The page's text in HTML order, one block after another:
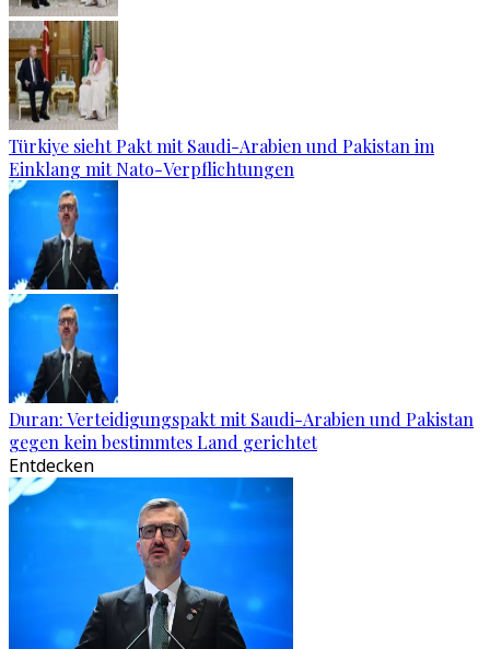
Türkiye sieht Pakt mit Saudi-Arabien und Pakistan im
Einklang mit Nato-Verpflichtungen
Duran: Verteidigungspakt mit Saudi-Arabien und Pakistan
gegen kein bestimmtes Land gerichtet
Entdecken